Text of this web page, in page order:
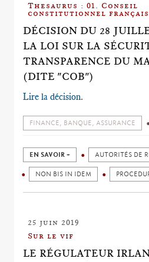
Thesaurus : 01. Conseil
constitutionnel français
DÉCISION DU 28
LA LOI SUR LA
TRANSPARENCE DU
(DITE "COB")
Lire la décision.
FINANCE, BANQUE, ASSURANCE
EN SAVOIR + AUTORITÉS DE
NON BIS IN IDEM
25 juin 2019
Sur le vif
LE RÉGULATEUR